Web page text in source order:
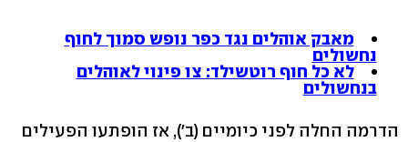
מאבק אוהלים נגד כפר נופש סמוך לחוף
נחשולים
לא כל חוף רוטשילד: צו פינוי לאוהלים
בנחשולים
הדרמה החלה לפני כיומיים (ב'), אז הופתעו הפעילים